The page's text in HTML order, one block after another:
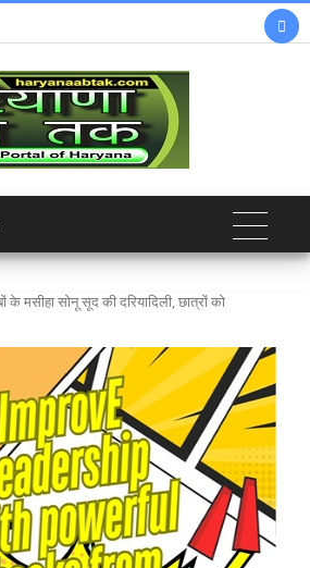

के मसीहा सोनू सूद की दरियादिली, छात्रों को